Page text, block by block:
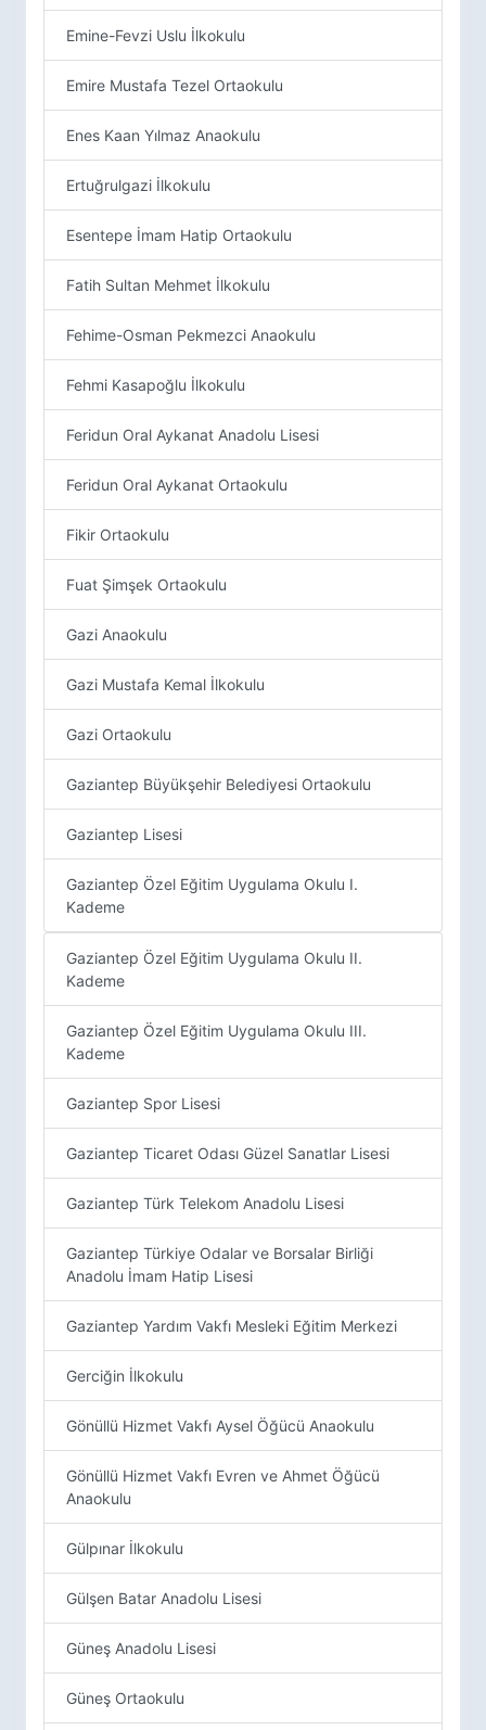
Emine-Fevzi Uslu İlkokulu
Emire Mustafa Tezel Ortaokulu
Enes Kaan Yılmaz Anaokulu
Ertuğrulgazi İlkokulu
Esentepe İmam Hatip Ortaokulu
Fatih Sultan Mehmet İlkokulu
Fehime-Osman Pekmezci Anaokulu
Fehmi Kasapoğlu İlkokulu
Feridun Oral Aykanat Anadolu Lisesi
Feridun Oral Aykanat Ortaokulu
Fikir Ortaokulu
Fuat Şimşek Ortaokulu
Gazi Anaokulu
Gazi Mustafa Kemal İlkokulu
Gazi Ortaokulu
Gaziantep Büyükşehir Belediyesi Ortaokulu
Gaziantep Lisesi
Gaziantep Özel Eğitim Uygulama Okulu I.
Kademe
Gaziantep Özel Eğitim Uygulama Okulu II.
Kademe
Gaziantep Özel Eğitim Uygulama Okulu III.
Kademe
Gaziantep Spor Lisesi
Gaziantep Ticaret Odası Güzel Sanatlar Lisesi
Gaziantep Türk Telekom Anadolu Lisesi
Gaziantep Türkiye Odalar ve Borsalar Birliği
Anadolu İmam Hatip Lisesi
Gaziantep Yardım Vakfı Mesleki Eğitim Merkezi
Gerciğin İlkokulu
Gönüllü Hizmet Vakfı Aysel Öğücü Anaokulu
Gönüllü Hizmet Vakfı Evren ve Ahmet Öğücü
Anaokulu
Gülpınar İlkokulu
Gülşen Batar Anadolu Lisesi
Güneş Anadolu Lisesi
Güneş Ortaokulu